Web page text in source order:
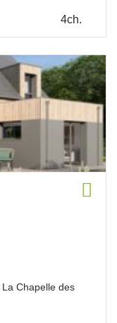
4ch.
Chapelle des